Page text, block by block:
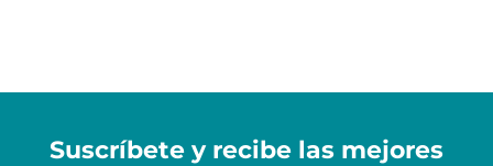
Suscríbete y recibe las mejores